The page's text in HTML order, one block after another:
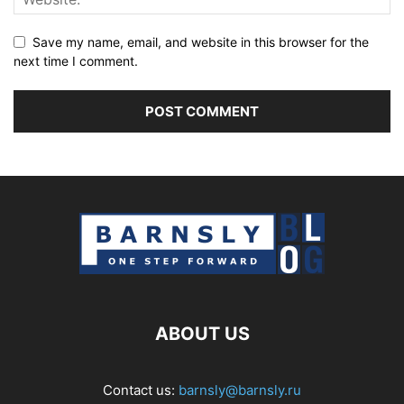
Save my name, email, and website in this browser for the
next time I comment.
ABOUT US
Contact us: barnsly@barnsly.ru